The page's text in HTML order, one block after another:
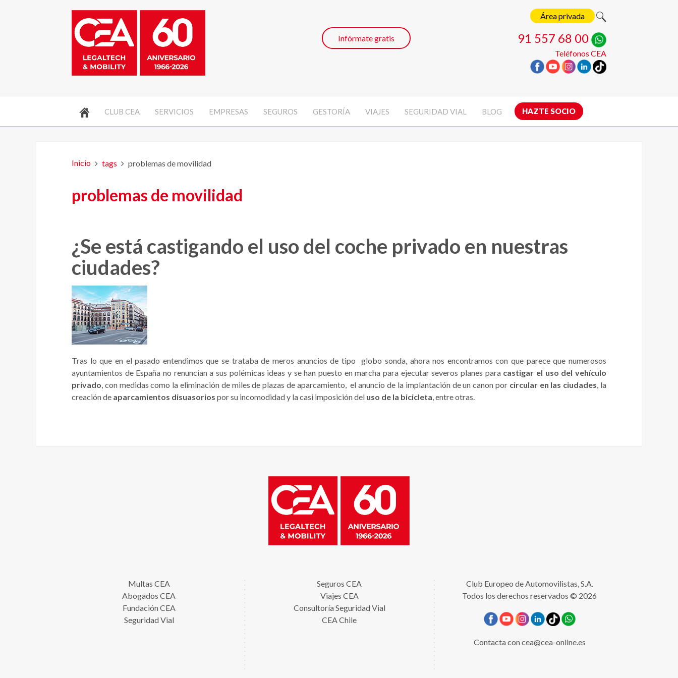
Área privada
91 557 68 00
Teléfonos CEA
Infórmate gratis
CLUB CEA SERVICIOS EMPRESAS SEGUROS GESTORÍA VIAJES SEGURIDAD VIAL BLOG HAZTE SOCIO
Inicio tags problemas de movilidad
problemas de movilidad
¿Se está castigando el uso del coche privado en nuestras
ciudades?
Tras lo que en el pasado entendimos que se trataba de meros anuncios de tipo globo sonda, ahora nos encontramos con que parece que numerosos
ayuntamientos de España no renuncian a sus polémicas ideas y se han puesto en marcha para ejecutar severos planes para castigar el uso del vehículo
privado, con medidas como la eliminación de miles de plazas de aparcamiento, el anuncio de la implantación de un canon por circular en las ciudades, la
creación de aparcamientos disuasorios por su incomodidad y la casi imposición del uso de la bicicleta, entre otras.
Multas CEA
Abogados CEA
Fundación CEA
Seguridad Vial
Seguros CEA
Viajes CEA
Consultoría Seguridad Vial
CEA Chile
Club Europeo de Automovilistas, S.A.
Todos los derechos reservados © 2026
Contacta concea@cea-online.es